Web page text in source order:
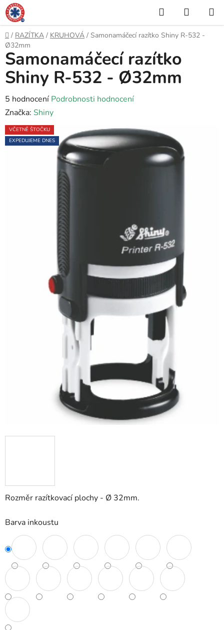
Přejít
na
obsah
Hledat
KOŠÍK
Domů
/ RAZÍTKA / KRUHOVÁ / Samonamáčecí razítko Shiny R-532 -
Ø32mm
Rozměr razítkovací plochy - Ø 32mm.
Barva inkoustu
Samonamáčecí razítko
Shiny R-532 - Ø32mm
Průměrné
hodnocení
produktu
je
5 hodnocení Podrobnosti hodnocení
Značka: Shiny
VČETNĚ ŠTOČKU
EXPEDUJEME DNES